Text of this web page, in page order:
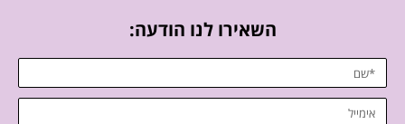
השאירו לנו הודעה: